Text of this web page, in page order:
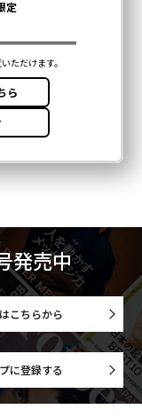
発売中
こちらから
に登録する